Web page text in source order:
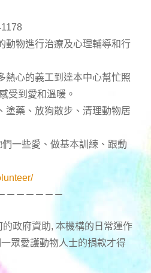
動物進行治療及心理輔導和行
熱心的義工到達本中心幫忙照
受到愛和溫暖。
塗藥、放狗散步、清理動物居
一些愛、做基本訓練、跟動
－－－－－－
政府資助, 本機構的日常運作
眾愛護動物人士的捐款才得